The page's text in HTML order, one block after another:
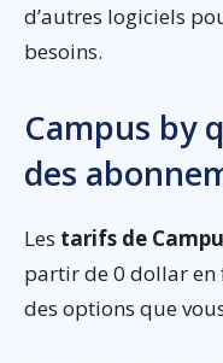
d’autres logiciels
besoins.
Campus by
des
Les tarifs de
partir de 0 dollar
des options que